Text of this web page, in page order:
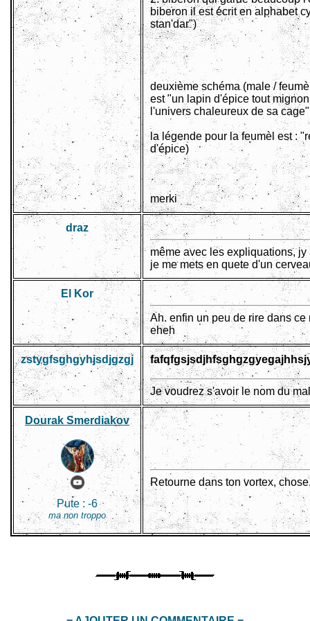
biberon il est écrit en alphabet
stan'dar")
deuxième schéma (male /
est "un lapin d'épice tout
l'univers chaleureux de sa cage"
la légende pour la feumèl est :
d'épice)
merki
draz
même avec les expliquations, jy
je me mets en quete d'un
El Kor
Ah. enfin un peu de rire dans ce
eheh
zstygfsghgyhjsdjgzgj
Je voudrez s'avoir le nom du
Dourak Smerdiakov
Pute : -6
ma non troppo
Retourne dans ton vortex,